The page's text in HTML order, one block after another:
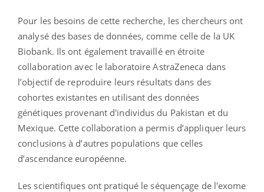
Pour les besoins de cette recherche, les chercheurs ont
analysé des bases de données, comme celle de la UK
Biobank. Ils ont également travaillé en étroite
collaboration avec le laboratoire AstraZeneca dans
l’objectif de reproduire leurs résultats dans des
cohortes existantes en utilisant des données
génétiques provenant d'individus du Pakistan et du
Mexique. Cette collaboration a permis d’appliquer leurs
conclusions à d’autres populations que celles
d’ascendance européenne.
Les scientifiques ont pratiqué le séquençage de l'exome